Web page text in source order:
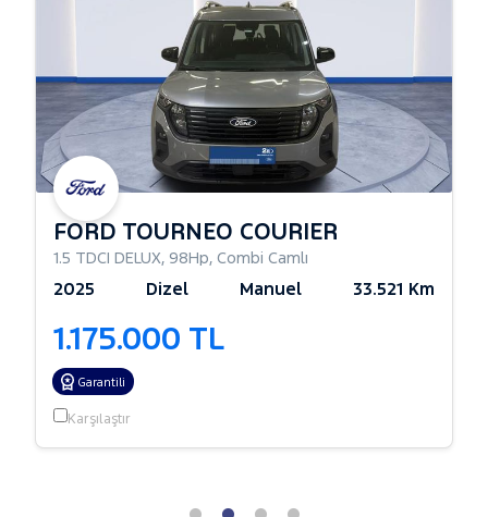
FORD TOURNEO COURIER
1.5 TDCI DELUX, 98Hp, Combi Camlı
2025 Dizel Manuel 33.521 Km
1.175.000 TL
Garantili
Karşılaştır